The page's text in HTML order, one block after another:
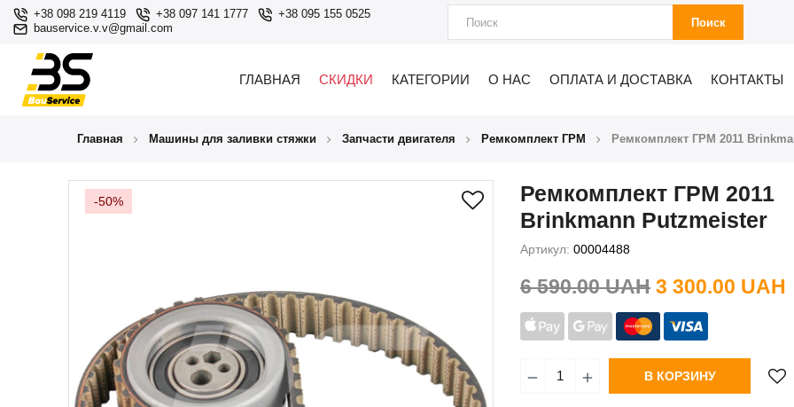
+38 098 219 4119 +38 097 141 1777
+38 095 155 0525
bauservice.v.v@gmail.com
Поиск
ГЛАВНАЯ СКИДКИ КАТЕГОРИИ О НАС ОПЛАТА И ДОСТАВКА КОНТАКТЫ
Главная Машины для заливки стяжки Запчасти двигателя Ремкомплект ГРМ Ремкомплект ГРМ 2011
-50%
Ремкомплект ГРМ 2011
Brinkmann Putzmeister
Артикул: 00004488
6 590.00 UAH 3 300.00 UAH
В КОРЗИНУ